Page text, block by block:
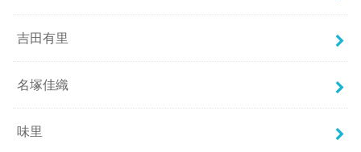
吉田有里
名塚佳織
味里